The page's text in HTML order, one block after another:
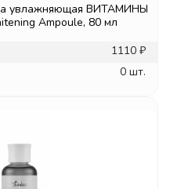
увлажняющая ВИТАМИНЫ
Ampoule, 80 мл
1110 ₽
0 шт.